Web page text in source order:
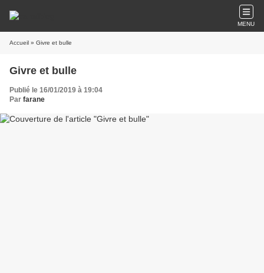
MENU
Accueil » Givre et bulle
Givre et bulle
Publié le 16/01/2019 à 19:04
Par farane